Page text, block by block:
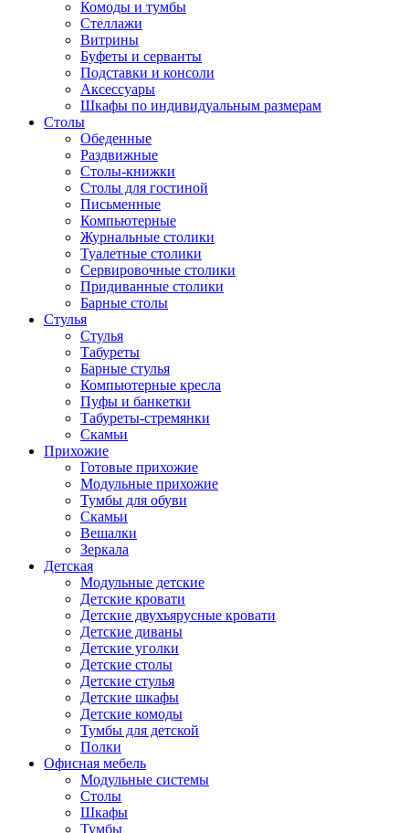
Комоды и тумбы
Стеллажи
Витрины
Буфеты и серванты
Подставки и консоли
Аксессуары
Шкафы по индивидуальным размерам
Столы
Обеденные
Раздвижные
Столы-книжки
Столы для гостиной
Письменные
Компьютерные
Журнальные столики
Туалетные столики
Сервировочные столики
Придиванные столики
Барные столы
Стулья
Стулья
Табуреты
Барные стулья
Компьютерные кресла
Пуфы и банкетки
Табуреты-стремянки
Скамьи
Прихожие
Готовые прихожие
Модульные прихожие
Тумбы для обуви
Скамьи
Вешалки
Зеркала
Детская
Модульные детские
Детские кровати
Детские двухъярусные кровати
Детские диваны
Детские уголки
Детские столы
Детские стулья
Детские шкафы
Детские комоды
Тумбы для детской
Полки
Офисная мебель
Модульные системы
Столы
Шкафы
Тумбы